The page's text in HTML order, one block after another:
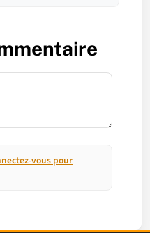
vous pour